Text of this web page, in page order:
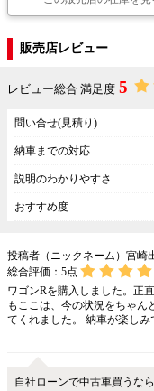
販売店レビュー
レビュー総合 満足度 5
問い合せ(見積り)
納車までの対応
説明のわかりやすさ
おすすめ度
投稿者（ニックネーム）宮崎
総合評価： 5点
ワゴンRを購入しました。正
もここは、今の状況をちゃん
てくれました。 納車が楽しみ
自社ローンで中古車買う